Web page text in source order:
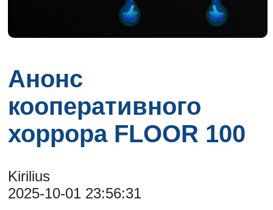
Анонс
кооперативного
хоррора FLOOR 100
Kirilius
2025-10-01 23:56:31